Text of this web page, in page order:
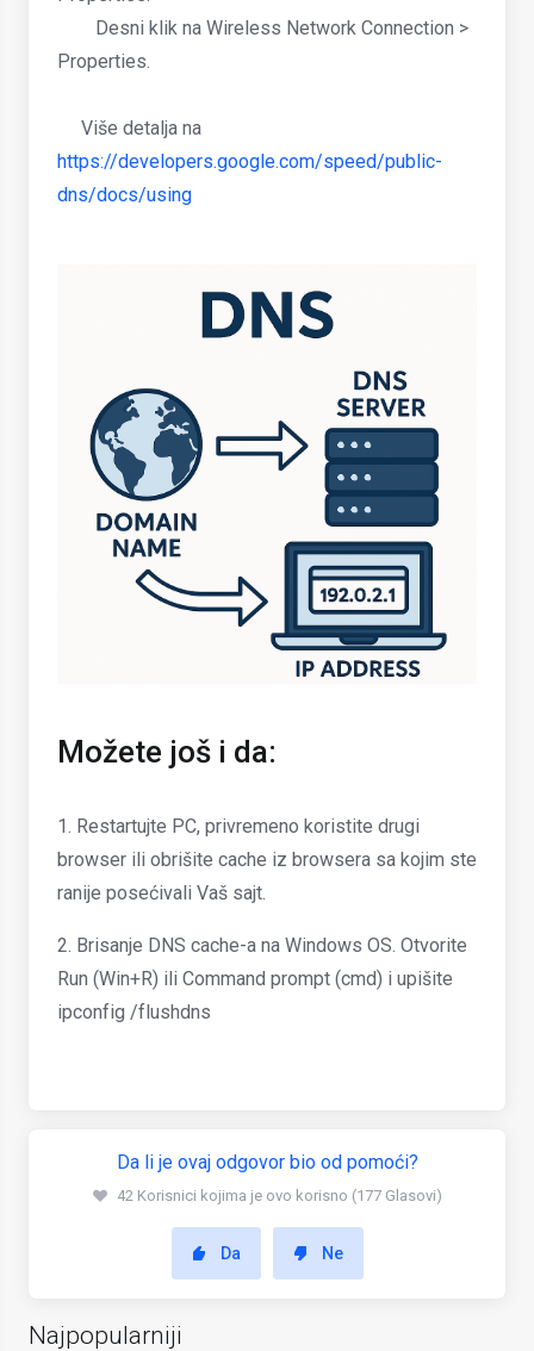
Desni klik na Wireless Network Connection >
Properties.
Više detalja na
https://developers.google.com/speed/public-
dns/docs/using
Možete još i da:
1. Restartujte PC, privremeno koristite drugi
browser ili obrišite cache iz browsera sa kojim ste
ranije posećivali Vaš sajt.
2. Brisanje DNS cache-a na Windows OS. Otvorite
Run (Win+R) ili Command prompt (cmd) i upišite
ipconfig /flushdns
Da li je ovaj odgovor bio od pomoći?
42 Korisnici kojima je ovo korisno (177 Glasovi)
Da Ne
Najpopularniji